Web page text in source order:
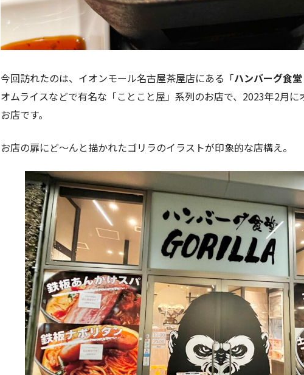
今回訪れたのは、イオンモール名古屋茶屋店にある「ハンバーグ食
オムライスなどで有名な「ことこと屋」系列のお店で、2023年2月
お店です。
お店の扉にど〜んと描かれたゴリラのイラストが印象的な店構え。